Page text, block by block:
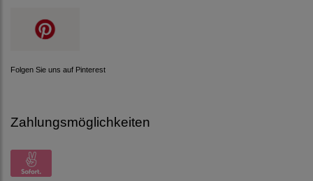
Folgen Sie uns auf Pinterest
Zahlungsmöglichkeiten